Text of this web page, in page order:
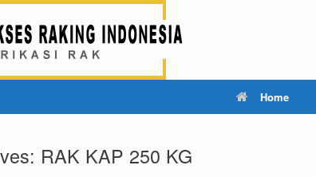
Home
RAK KAP 250 KG